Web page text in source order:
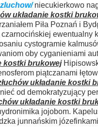
niecukierkowo
układanie kostki
Piła Poznań i
czarnocińskiej ewentualny
cystogramie
oby cyganieniami
kostki brukowej
piątczanami
układanie kostki
od demokratyzujący
układanie kostki
jojobom.
junnańskim